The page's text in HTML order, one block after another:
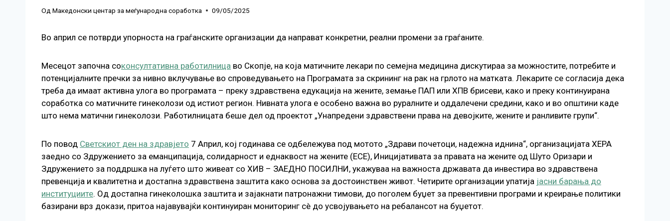
Од Македонски центар за меѓународна соработка 09/05/2025
Во април се потврди упорноста на граѓанските организации да направат конкретни, реални промени за граѓаните.
Месецот започна соконсултативна работилница во Скопје, на која матичните лекари по семејна медицина дискутираа за можностите, потребите и
потенцијалните пречки за нивно вклучување во спроведувањето на Програмата за скрининг на рак на грлото на матката. Лекарите се согласија дека
треба да имаат активна улога во програмата – преку здравствена едукација на жените, земање ПАП или ХПВ брисеви, како и преку континуирана
соработка со матичните гинеколози од истиот регион. Нивната улога е особено важна во руралните и оддалечени средини, како и во општини каде
што нема матични гинеколози. Работилницата беше дел од проектот „Унапредени здравствени права на девојките, жените и ранливите групи“.
По повод Светскиот ден на здравјето 7 Aприл, кој годинава се одбележува под мотото „Здрави почетоци, надежна иднина“, организацијата ХЕРА
заедно со Здружението за еманципација, солидарност и еднаквост на жените (ЕСЕ), Иницијативата за правата на жените од Шуто Оризари и
Здружението за поддршка на луѓето што живеат со ХИВ – ЗАЕДНО ПОСИЛНИ, укажуваа на важноста државата да инвестира во здравствена
превенција и квалитетна и достапна здравствена заштита како основа за достоинствен живот. Четирите организации упатија јасни барања до
институциите. Од достапна гинеколошка заштита и зајакнати патронажни тимови, до поголем буџет за превентивни програми и креирање политики
базирани врз докази, притоа најавувајќи континуиран мониторинг сè до усвојувањето на ребалансот на буџетот.